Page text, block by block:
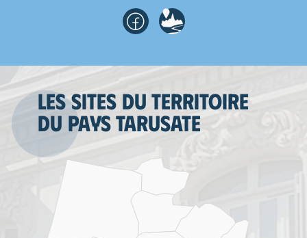
Les sites du territoire
du Pays tarusate